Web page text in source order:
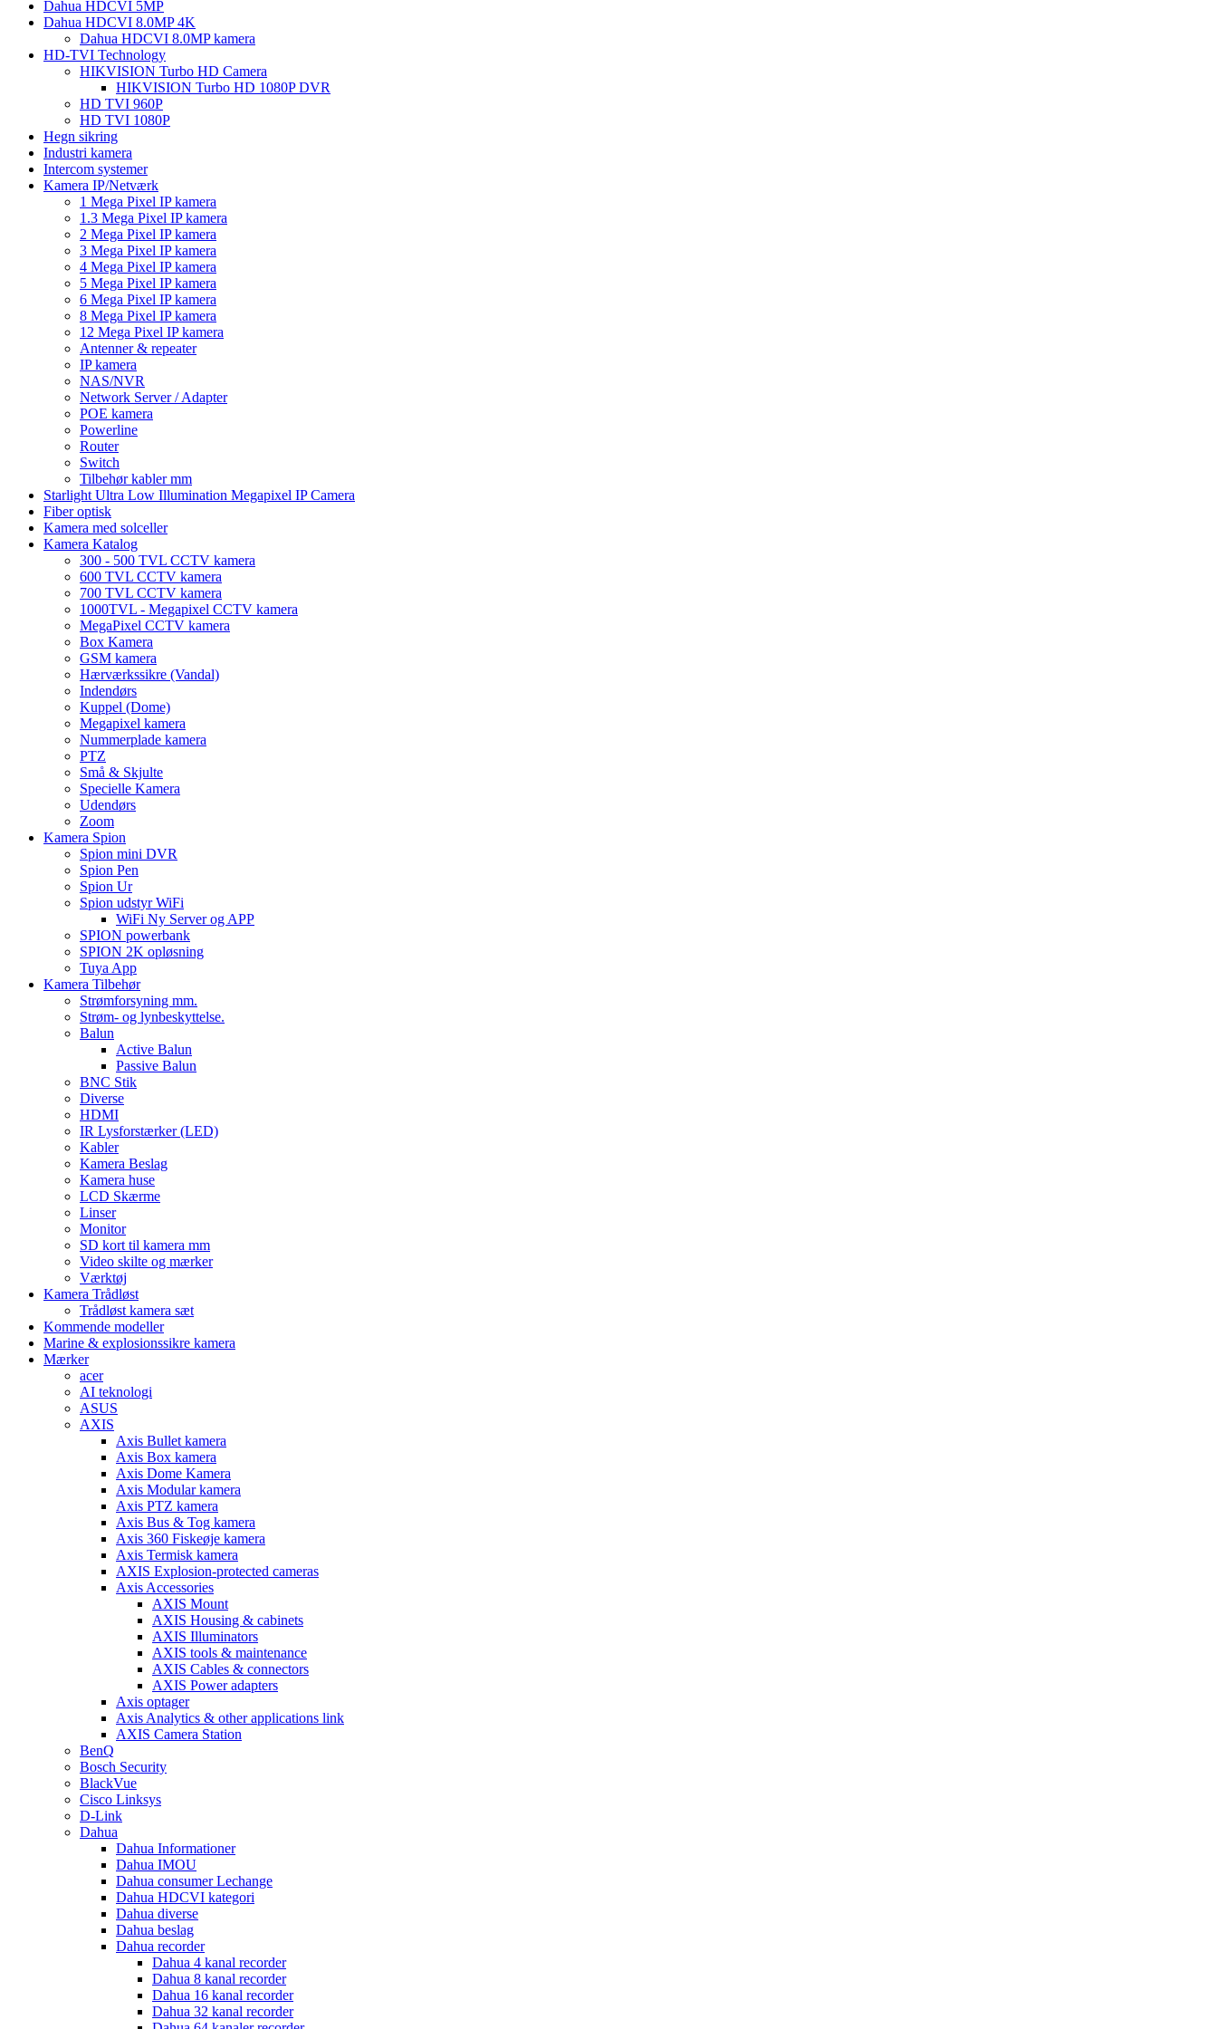
Dahua HDCVI 5MP
Dahua HDCVI 8.0MP 4K
Dahua HDCVI 8.0MP kamera
HD-TVI Technology
HIKVISION Turbo HD Camera
HIKVISION Turbo HD 1080P DVR
HD TVI 960P
HD TVI 1080P
Hegn sikring
Industri kamera
Intercom systemer
Kamera IP/Netværk
1 Mega Pixel IP kamera
1.3 Mega Pixel IP kamera
2 Mega Pixel IP kamera
3 Mega Pixel IP kamera
4 Mega Pixel IP kamera
5 Mega Pixel IP kamera
6 Mega Pixel IP kamera
8 Mega Pixel IP kamera
12 Mega Pixel IP kamera
Antenner & repeater
IP kamera
NAS/NVR
Network Server / Adapter
POE kamera
Powerline
Router
Switch
Tilbehør kabler mm
Starlight Ultra Low Illumination Megapixel IP Camera
Fiber optisk
Kamera med solceller
Kamera Katalog
300 - 500 TVL CCTV kamera
600 TVL CCTV kamera
700 TVL CCTV kamera
1000TVL - Megapixel CCTV kamera
MegaPixel CCTV kamera
Box Kamera
GSM kamera
Hærværkssikre (Vandal)
Indendørs
Kuppel (Dome)
Megapixel kamera
Nummerplade kamera
PTZ
Små & Skjulte
Specielle Kamera
Udendørs
Zoom
Kamera Spion
Spion mini DVR
Spion Pen
Spion Ur
Spion udstyr WiFi
WiFi Ny Server og APP
SPION powerbank
SPION 2K opløsning
Tuya App
Kamera Tilbehør
Strømforsyning mm.
Strøm- og lynbeskyttelse.
Balun
Active Balun
Passive Balun
BNC Stik
Diverse
HDMI
IR Lysforstærker (LED)
Kabler
Kamera Beslag
Kamera huse
LCD Skærme
Linser
Monitor
SD kort til kamera mm
Video skilte og mærker
Værktøj
Kamera Trådløst
Trådløst kamera sæt
Kommende modeller
Marine & explosionssikre kamera
Mærker
acer
AI teknologi
ASUS
AXIS
Axis Bullet kamera
Axis Box kamera
Axis Dome Kamera
Axis Modular kamera
Axis PTZ kamera
Axis Bus & Tog kamera
Axis 360 Fiskeøje kamera
Axis Termisk kamera
AXIS Explosion-protected cameras
Axis Accessories
AXIS Mount
AXIS Housing & cabinets
AXIS Illuminators
AXIS tools & maintenance
AXIS Cables & connectors
AXIS Power adapters
Axis optager
Axis Analytics & other applications link
AXIS Camera Station
BenQ
Bosch Security
BlackVue
Cisco Linksys
D-Link
Dahua
Dahua Informationer
Dahua IMOU
Dahua consumer Lechange
Dahua HDCVI kategori
Dahua diverse
Dahua beslag
Dahua recorder
Dahua 4 kanal recorder
Dahua 8 kanal recorder
Dahua 16 kanal recorder
Dahua 32 kanal recorder